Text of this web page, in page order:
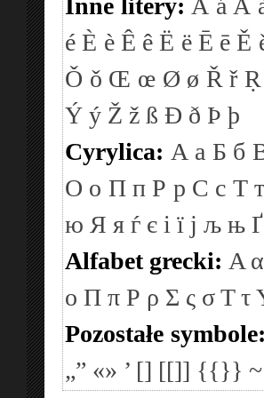
Inne litery: Á á À
é È è Ê ê Ë ë Ē ē Ě
Ǒ ǒ Œ œ Ø ø Ř ř Ṛ
Ý ý Ž ž ß Ð ð Þ þ
Cyrylica: А а Б б
О о П п Р р С с Т т
ю Я я ѓ є і ї ј љ њ Ґ
Alfabet grecki: Α α
ο Π π Ρ ρ Σ ς σΤ τ
Pozostałe symbole:
„” «» ’ [] [[]] {{}} ~